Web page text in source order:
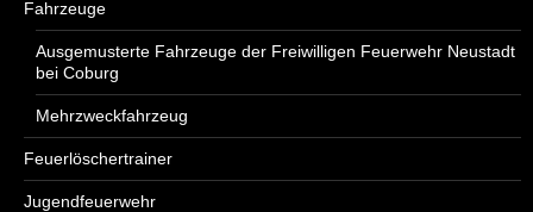
Fahrzeuge
Ausgemusterte Fahrzeuge der Freiwilligen Feuerwehr Neustadt
bei Coburg
Mehrzweckfahrzeug
Feuerlöschertrainer
Jugendfeuerwehr